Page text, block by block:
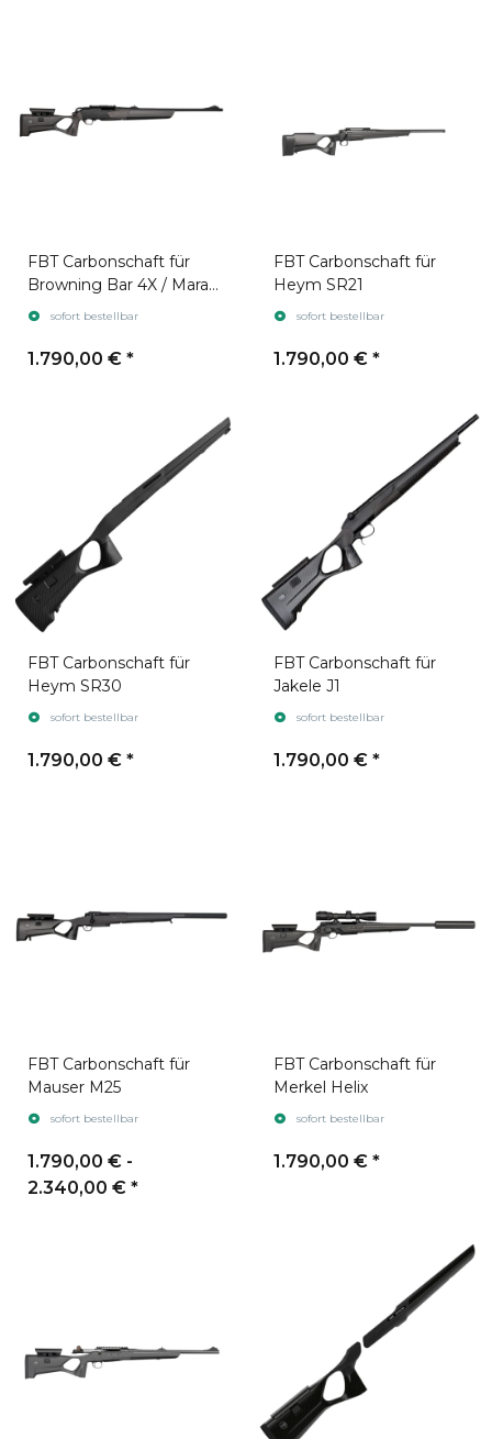
FBT Carbonschaft für
Browning Bar 4X / Maral
4X
sofort bestellbar
1.790,00 € *
FBT Carbonschaft für
Heym SR21
sofort bestellbar
1.790,00 € *
FBT Carbonschaft für
Heym SR30
sofort bestellbar
1.790,00 € *
FBT Carbonschaft für
Jakele J1
sofort bestellbar
1.790,00 € *
FBT Carbonschaft für
Mauser M25
sofort bestellbar
1.790,00 € -
2.340,00 € *
FBT Carbonschaft für
Merkel Helix
sofort bestellbar
1.790,00 € *